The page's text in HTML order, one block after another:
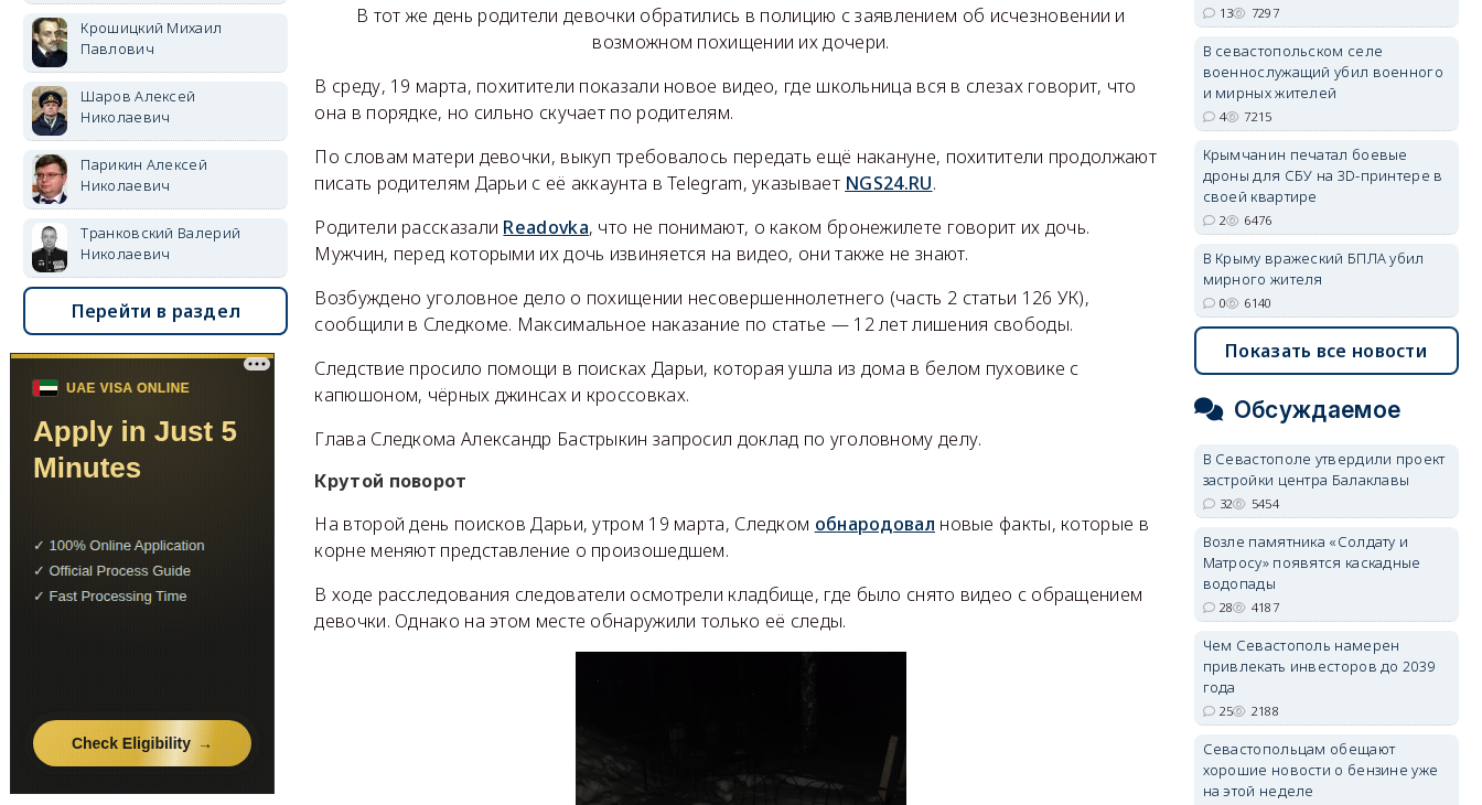
В тот же день родители девочки обратились в полицию с заявлением об исчезновении и
возможном похищении их дочери.
В среду, 19 марта, похитители показали новое видео, где школьница вся в слезах говорит, что
она в порядке, но сильно скучает по родителям.
По словам матери девочки, выкуп требовалось передать ещё накануне, похитители продолжают
писать родителям Дарьи с её аккаунта в Telegram, указывает NGS24.RU.
Родители рассказали Readovka, что не понимают, о каком бронежилете говорит их дочь.
Мужчин, перед которыми их дочь извиняется на видео, они также не знают.
Возбуждено уголовное дело о похищении несовершеннолетнего (часть 2 статьи 126 УК),
сообщили в Следкоме. Максимальное наказание по статье — 12 лет лишения свободы.
Следствие просило помощи в поисках Дарьи, которая ушла из дома в белом пуховике с
капюшоном, чёрных джинсах и кроссовках.
Глава Следкома Александр Бастрыкин запросил доклад по уголовному делу.
Крутой поворот
На второй день поисков Дарьи, утром 19 марта, Следком обнародовал новые факты, которые в
корне меняют представление о произошедшем.
В ходе расследования следователи осмотрели кладбище, где было снято видео с обращением
девочки. Однако на этом месте обнаружили только её следы.
Крошицкий Михаил
Павлович
Шаров Алексей
Николаевич
Парикин Алексей
Николаевич
Транковский Валерий
Николаевич
Перейти в раздел
13 7297
В севастопольском селе
военнослужащий убил военного
и мирных жителей
4 7215
Крымчанин печатал боевые
дроны для СБУ на 3D-принтере в
своей квартире
2 6476
В Крыму вражеский БПЛА убил
мирного жителя
0 6140
Показать все новости
Обсуждаемое
В Севастополе утвердили проект
застройки центра Балаклавы
32 5454
Возле памятника «Солдату и
Матросу» появятся каскадные
водопады
28 4187
Чем Севастополь намерен
привлекать инвесторов до 2039
года
25 2188
Севастопольцам обещают
хорошие новости о бензине уже
на этой неделе